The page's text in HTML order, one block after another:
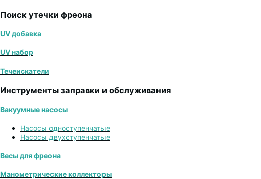
Поиск утечки фреона
UV добавка
UV набор
Течеискатели
Инструменты заправки и обслуживания
Вакуумные насосы
Насосы одноступенчатые
Насосы двухступенчатые
Весы для фреона
Манометрические коллекторы